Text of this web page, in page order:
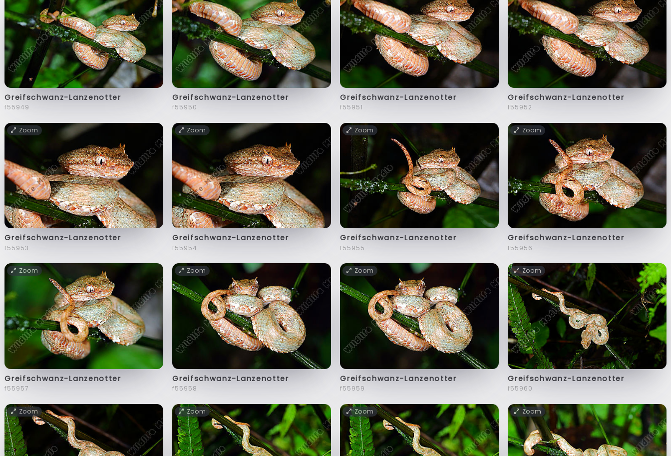
Greifschwanz-Lanzenotter
f55949
Greifschwanz-Lanzenotter
f55950
Greifschwanz-Lanzenotter
f55951
Greifschwanz-Lanzenotter
f55952
Zoom
Greifschwanz-Lanzenotter
f55953
Zoom
Greifschwanz-Lanzenotter
f55954
Zoom
Greifschwanz-Lanzenotter
f55955
Zoom
Greifschwanz-Lanzenotter
f55956
Zoom
Greifschwanz-Lanzenotter
f55957
Zoom
Greifschwanz-Lanzenotter
f55958
Zoom
Greifschwanz-Lanzenotter
f55959
Zoom
Greifschwanz-Lanzenotter
f55960
Zoom Zoom Zoom Zoom